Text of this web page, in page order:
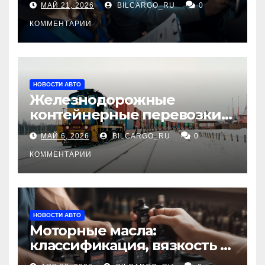
МАЙ 21, 2026 BILCARGO_RU 0
КОММЕНТАРИИ
НОВОСТИ АВТО
Железнодорожные
контейнерные перевозки
из Китая в Россию:
маршруты, сроки и
требования
МАЙ 6, 2026 BILCARGO_RU 0
КОММЕНТАРИИ
НОВОСТИ АВТО
Моторные масла:
классификация, вязкость и
рекомендации по выбору